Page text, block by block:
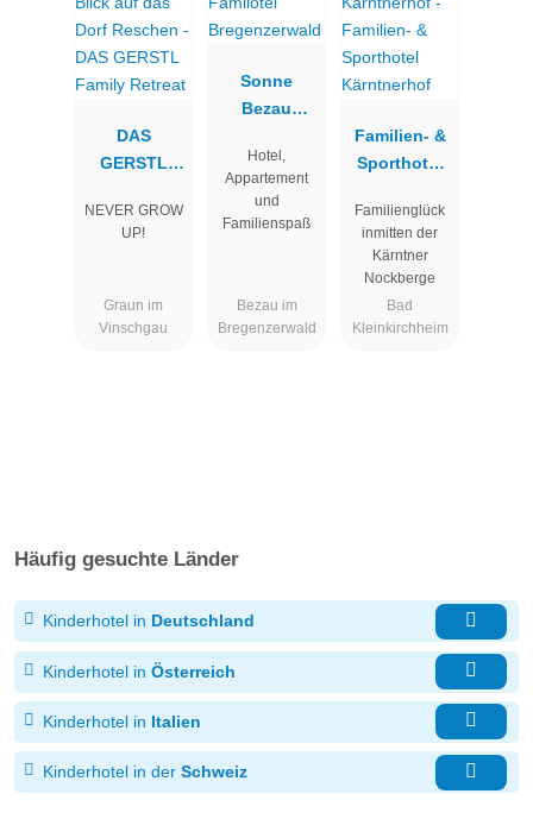
DAS
GERSTL
Retreat
NEVER GROW
UP!
Graun im
Vinschgau
Sonne
Bezau
Bregenzerwa
Hotel,
Appartement
und
Familienspaß
Bezau im
Bregenzerwald
Familien- &
Sporthotel
Familienglück
inmitten der
Kärntner
Nockberge
Bad
Kleinkirchheim
Häufig gesuchte Länder
Kinderhotel in Deutschland
Kinderhotel in Österreich
Kinderhotel in Italien
Kinderhotel in der Schweiz